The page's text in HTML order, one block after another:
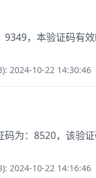
9349，本验证码有
2024-10-22 14:30:46
码为：8520，该验证
2024-10-22 14:16:46